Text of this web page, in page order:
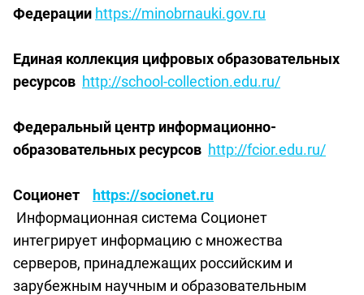
Федерации https://minobrnauki.gov.ru
Единая коллекция цифровых образовательных
ресурсов http://school-collection.edu.ru/
Федеральный центр информационно-
образовательных ресурсов http://fcior.edu.ru/
Соционет
https://socionet.ru
Информационная система Соционет
интегрирует информацию с множества
серверов, принадлежащих российским и
зарубежным научным и образовательным